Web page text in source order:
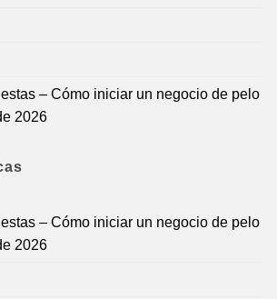
– Cómo iniciar un negocio de pelo
2026
– Cómo iniciar un negocio de pelo
2026